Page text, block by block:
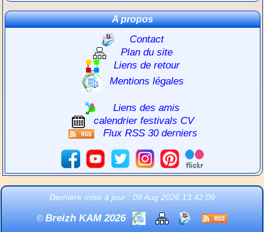
A propos
Contact
Plan du site
Liens de retour
Mentions légales
Liens des amis
calendrier festivals CV
Flux RSS 30 derniers
Dernière mise à jour : 09 Aug 2026 13:42:09
© Breizh KAM 2026